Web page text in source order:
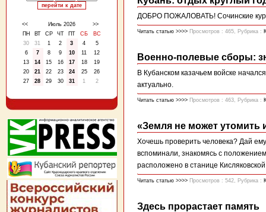
<< Июль 2026
>>
ПН
ВТ СР ЧТ ПТ СБ
ВС
30
31 1 2 3 4
5
6
7 8 9 10 11
12
13
14 15 16 17 18
19
20
21 22 23 24 25
26
27
28 29 30 31 1 2
ДОБРО ПОЖАЛОВАТЬ! Сочинские
Читать статью >>>> Просмотров : 465, Рубрика :
Военно-полевые сборы:
В Кубанском казачьем войске
актуально.
Читать статью >>>> Просмотров : 463, Рубрика :
«Земля не может утомить
Хочешь проверить человека? Дай
вспоминали, знакомясь с
расположено в станице
Читать статью >>>> Просмотров : 542, Рубрика :
Здесь прорастает память